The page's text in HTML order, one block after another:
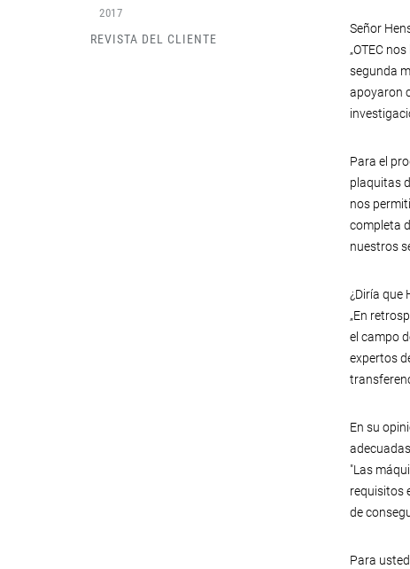
2017
REVISTA DEL CLIENTE
Señor
„OTEC
segunda
apoyaron
Para el
plaquitas
nos
completa
nuestros
¿Diría que
„En
el campo
expertos
En su
"Las
requisitos
de
Para